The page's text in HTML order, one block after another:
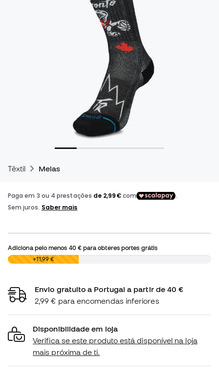
Têxtil Meias
Adiciona pelo menos 40 €para obteres portes grátis
0,00 € +11,99 €
Envio gratuito a Portugal a partir de 40 €
2,99 € para encomendas inferiores
Disponibilidade em loja
Verifica se este produto está disponível na loja
mais próxima de ti.